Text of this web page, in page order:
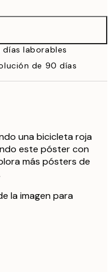
38 €
laborables
de 90 días
una bicicleta roja
este póster con
más pósters de
la imagen para